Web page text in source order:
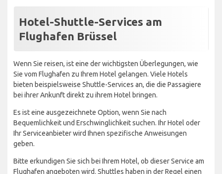
Hotel-Shuttle-Services am
Flughafen Brüssel
Wenn Sie reisen, ist eine der wichtigsten Überlegungen, wie
Sie vom Flughafen zu Ihrem Hotel gelangen. Viele Hotels
bieten beispielsweise Shuttle-Services an, die die Passagiere
bei ihrer Ankunft direkt zu ihrem Hotel bringen.
Es ist eine ausgezeichnete Option, wenn Sie nach
Bequemlichkeit und Erschwinglichkeit suchen. Ihr Hotel oder
Ihr Serviceanbieter wird Ihnen spezifische Anweisungen
geben.
Bitte erkundigen Sie sich bei Ihrem Hotel, ob dieser Service am
Flughafen angeboten wird. Shuttles haben in der Regel einen